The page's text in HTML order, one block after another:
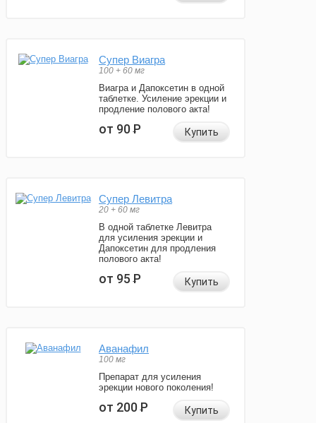
Супер Виагра
100 + 60 мг
Виагра и Дапоксетин в одной
таблетке. Усиление эрекции и
продление полового акта!
от 90Р Купить
Супер Левитра
20 + 60 мг
В одной таблетке Левитра
для усиления эрекции и
Дапоксетин для продления
полового акта!
от 95Р Купить
Аванафил
100 мг
Препарат для усиления
эрекции нового поколения!
от 200Р Купить